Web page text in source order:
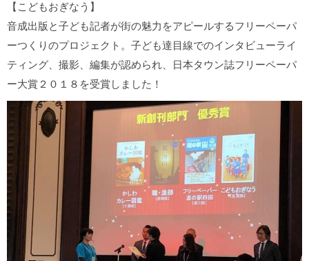
【こどもおぎなう】
音成出版と子ども記者が街の魅力をアピールするフリーペーパ
ーつくりのプロジェクト。子ども達目線でのインタビューライ
ティング、撮影、編集が認められ、日本タウン誌フリーペーパ
ー大賞２０１８を受賞しました！